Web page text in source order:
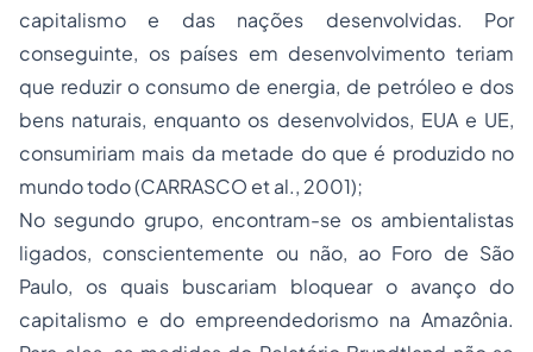
capitalismo e das nações desenvolvidas. Por
conseguinte, os países em desenvolvimento teriam
que reduzir o consumo de energia, de petróleo e dos
bens naturais, enquanto os desenvolvidos, EUA e UE,
consumiriam mais da metade do que é produzido no
mundo todo (CARRASCO et al., 2001);
No segundo grupo, encontram-se os ambientalistas
ligados, conscientemente ou não, ao Foro de São
Paulo, os quais buscariam bloquear o avanço do
capitalismo e do empreendedorismo na Amazônia.